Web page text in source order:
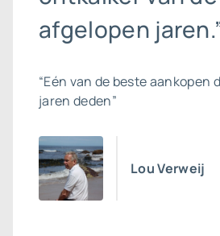
afgelopen
“Eén van de beste aankopen
jaren deden”
Lou Verweij